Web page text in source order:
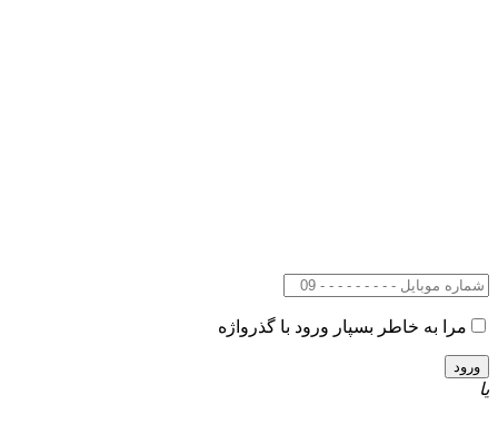
مرا به خاطر بسپار ورود با گذرواژه
یا